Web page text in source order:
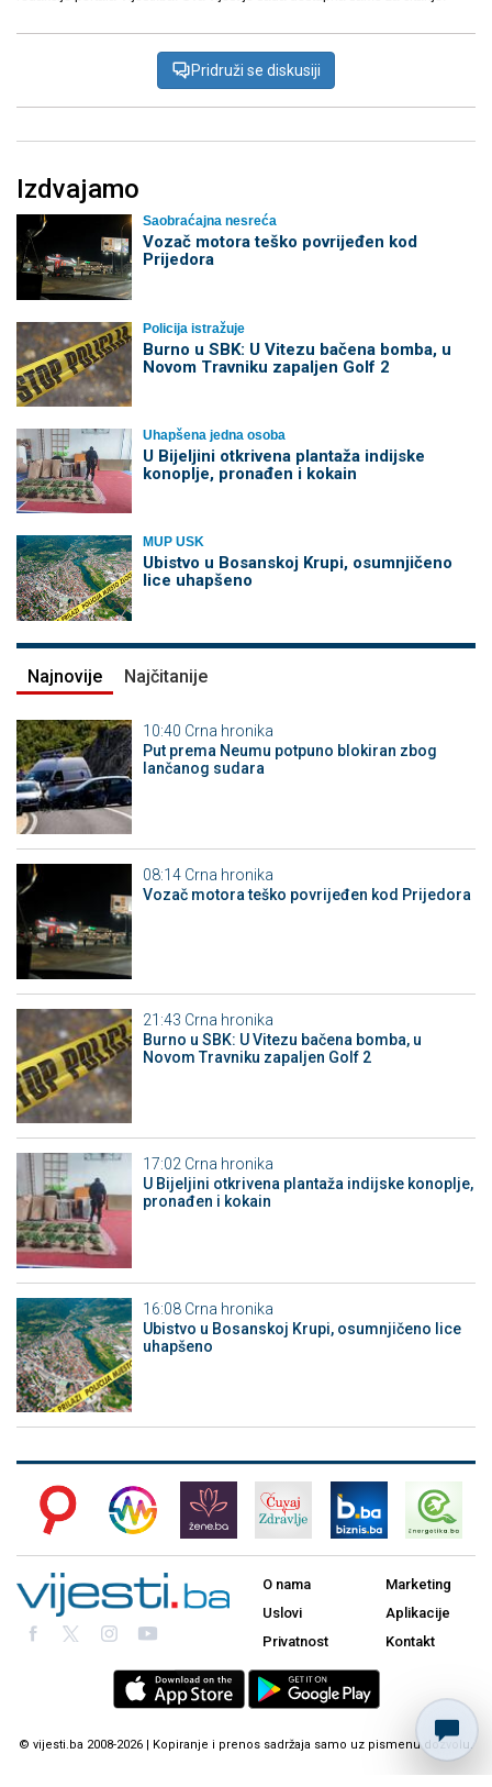
Pridruži se diskusiji
Izdvajamo
Saobraćajna nesreća
Vozač motora teško povrijeđen kod
Prijedora
Policija istražuje
Burno u SBK: U Vitezu bačena bomba, u
Novom Travniku zapaljen Golf 2
Uhapšena jedna osoba
​U Bijeljini otkrivena plantaža indijske
konoplje, pronađen i kokain
MUP USK
Ubistvo u Bosanskoj Krupi, osumnjičeno
lice uhapšeno
Najnovije Najčitanije
10:40 Crna hronika
Put prema Neumu potpuno blokiran zbog
lančanog sudara
08:14 Crna hronika
Vozač motora teško povrijeđen kod Prijedora
21:43 Crna hronika
Burno u SBK: U Vitezu bačena bomba, u
Novom Travniku zapaljen Golf 2
17:02 Crna hronika
​U Bijeljini otkrivena plantaža indijske konoplje,
pronađen i kokain
16:08 Crna hronika
Ubistvo u Bosanskoj Krupi, osumnjičeno lice
uhapšeno
O nama
Uslovi
Privatnost
Marketing
Aplikacije
Kontakt
© vijesti.ba 2008-2026 | Kopiranje i prenos sadržaja samo uz pismenu dozvolu.